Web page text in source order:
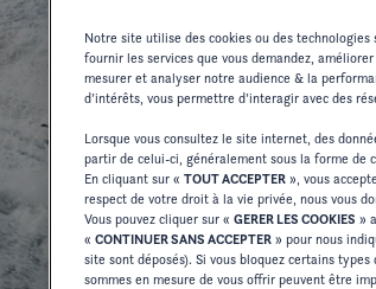
Notre site utilise des cookies ou des
fournir les services que vous demandez,
mesurer et analyser notre audience & la
d’intérêts, vous permettre d’interagir avec des
Lorsque vous consultez le site internet, des
partir de celui-ci, généralement sous la forme de
En cliquant sur « TOUT ACCEPTER », vous
respect de votre droit à la vie privée, nous vous
Vous pouvez cliquer sur « GERER LES COOKIES »
« CONTINUER SANS ACCEPTER » pour nous
site sont déposés). Si vous bloquez certains
sommes en mesure de vous offrir peuvent être